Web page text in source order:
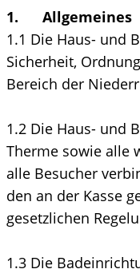
1. Allgemeines
1.1 Die Haus- und
Sicherheit,
Bereich der
1.2 Die Haus- und
Therme sowie alle
alle Besucher
den an der Kasse
gesetzlichen
1.3 Die